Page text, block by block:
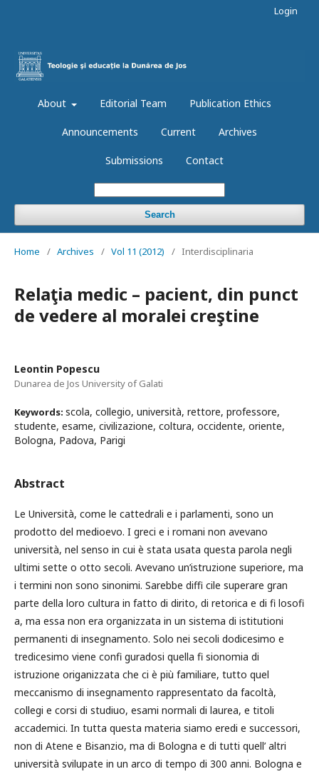
About Editorial Team Publication Ethics
Announcements Current Archives
Submissions Contact
Search
Login
Home / Archives / Vol 11 (2012) / Interdisciplinaria
Relaţia medic – pacient, din punct
de vedere al moralei creştine
Leontin Popescu
Dunarea de Jos University of Galati
Keywords: scola, collegio, università, rettore, professore,
studente, esame, civilizazione, coltura, occidente, oriente,
Bologna, Padova, Parigi
Abstract
Le Università, come le cattedrali e i parlamenti, sono un
prodotto del medioevo. I greci e i romani non avevano
università, nel senso in cui è stata usata questa parola negli
ultimi sette o otto secoli. Avevano un’istruzione superiore, ma
i termini non sono sinonimi. Sarebbe diffi cile superare gran
parte della loro cultura in fatto di dirito, di retorica e di fi losofi
a, ma essa non era organizzata in un sistema di istitutioni
permanenti di insegnamento. Solo nei secoli dodicesimo e
tredicesimo viene confi guradosi quella fi sionomia di
istruzione origanizzata che ci è più familiare, tutto quel
meccanismo di insegnamento rappresentato da facoltà,
collegi e corsi di studiuo, esami normali di laurea, e titoli
accademici. In tutta questa materia siamo eredi e successori,
non di Atene e Bisanzio, ma di Bologna e di tutti quell’ altri
università svilupate in un arco di tempo di 300 anni. Bologna e